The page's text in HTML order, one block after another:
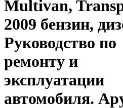
Multivan,
2009 бензин,
Руководство по
ремонту и
эксплуатации
автомобиля.